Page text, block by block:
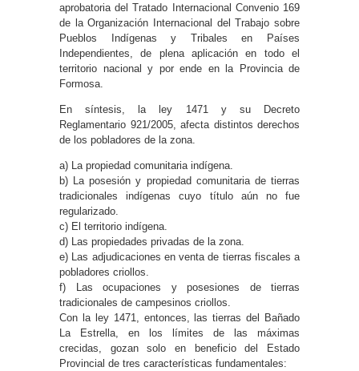
aprobatoria del Tratado Internacional Convenio 169
de la Organización Internacional del Trabajo sobre
Pueblos Indígenas y Tribales en Países
Independientes, de plena aplicación en todo el
territorio nacional y por ende en la Provincia de
Formosa.
En síntesis, la ley 1471 y su Decreto
Reglamentario 921/2005, afecta distintos derechos
de los pobladores de la zona.
a) La propiedad comunitaria indígena.
b) La posesión y propiedad comunitaria de tierras
tradicionales indígenas cuyo título aún no fue
regularizado.
c) El territorio indígena.
d) Las propiedades privadas de la zona.
e) Las adjudicaciones en venta de tierras fiscales a
pobladores criollos.
f) Las ocupaciones y posesiones de tierras
tradicionales de campesinos criollos.
Con la ley 1471, entonces, las tierras del Bañado
La Estrella, en los límites de las máximas
crecidas, gozan solo en beneficio del Estado
Provincial de tres características fundamentales: